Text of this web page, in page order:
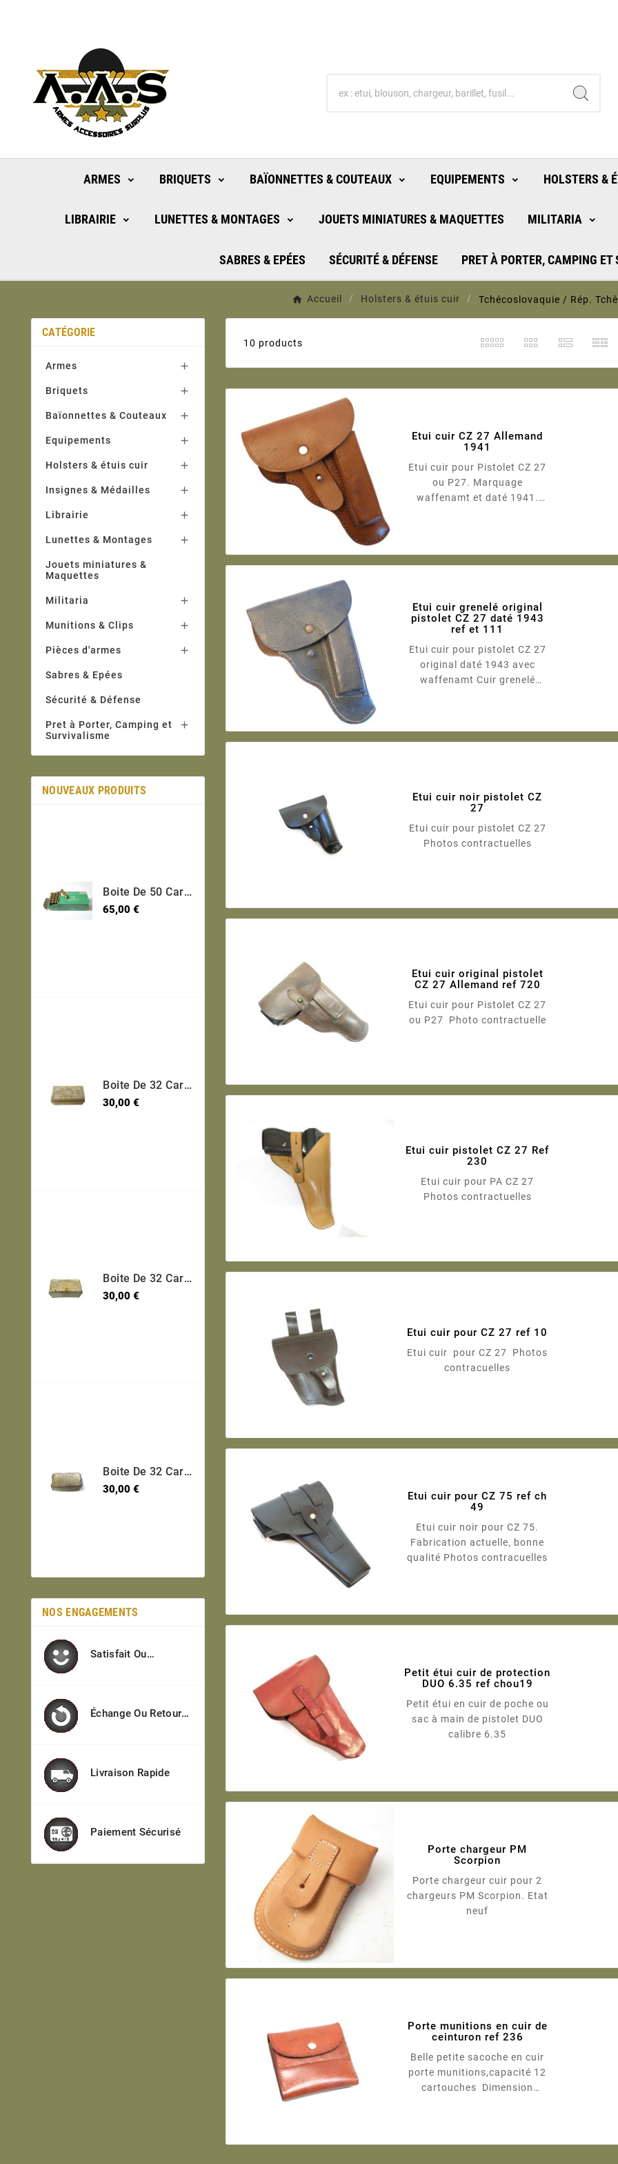
ARMES BRIQUETS BAÏONNETTES & COUTEAUX EQUIPEMENTS HOLSTERS &
LIBRAIRIE LUNETTES & MONTAGES JOUETS MINIATURES & MAQUETTES MILITARIA
SABRES & EPÉES SÉCURITÉ & DÉFENSE PRET À PORTER, CAMPING
Accueil Holsters & étuis cuir Tchécoslovaquie / Rép.
CATÉGORIE
Armes 
Briquets 
Baïonnettes & Couteaux 
Equipements 
Holsters & étuis cuir 
Insignes & Médailles 
Librairie 
Lunettes & Montages 
Jouets miniatures &
Maquettes
Militaria 
Munitions & Clips 
Pièces d'armes 
Sabres & Epées
Sécurité & Défense
Pret à Porter, Camping et
Survivalisme

NOUVEAUX PRODUITS
Boite De 50 Cartouches 30 USM1 Short Categorie C
65,00 €
Boite De 32 Cartouches 7.65 Long Etui Laiton Categorie B Ref 95
30,00 €
Boite De 32 Cartouches 7.65 Long Etui Laiton Categorie B Ref 30
30,00 €
Boite De 32 Cartouches 7.65 Long Etui Laiton Categorie B Ref 600
30,00 €
NOS ENGAGEMENTS
Satisfait Ou
Échange Ou Retour
Livraison Rapide
Paiement Sécurisé
10 products
Etui cuir CZ 27 Allemand
1941
Etui cuir pour Pistolet CZ 27
ou P27. Marquage
waffenamt et daté 1941.
et le bonhomme d'attache.
Etui cuir grenelé original
pistolet CZ 27 daté 1943
ref et 111
Etui cuir pour pistolet CZ 27
original daté 1943 avec
waffenamt Cuir grenelé
Etui cuir noir pistolet CZ
27
Etui cuir pour pistolet CZ 27
Photos contractuelles
Etui cuir original pistolet
CZ 27 Allemand ref 720
Etui cuir pour Pistolet CZ 27
ou P27 Photo contractuelle
Etui cuir pistolet CZ 27 Ref
230
Etui cuir pour PA CZ 27
Photos contractuelles
Etui cuir pour CZ 27 ref 10
Etui cuir pour CZ 27 Photos
contracuelles
Etui cuir pour CZ 75 ref ch
49
Etui cuir noir pour CZ 75.
Fabrication actuelle, bonne
qualité Photos contracuelles
Petit étui cuir de protection
DUO 6.35 ref chou19
Petit étui en cuir de poche ou
sac à main de pistolet DUO
calibre 6.35
Porte chargeur PM
Scorpion
Porte chargeur cuir pour 2
chargeurs PM Scorpion. Etat
neuf
Porte munitions en cuir de
ceinturon ref 236
Belle petite sacoche en cuir
porte munitions,capacité 12
cartouches Dimension
Suisse - 30-06 - ect ectet